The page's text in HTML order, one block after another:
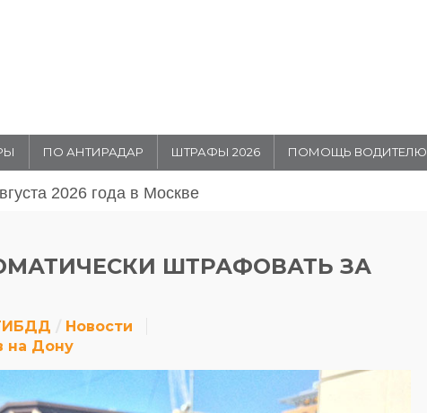
ПО АНТИРАДАР ШТРАФЫ 2026 ПОМОЩЬ ВОДИТЕЛЮ
1 августа 20026 года в Москве
ШТРАФОВАТЬ ЗА
Новости
на Дону